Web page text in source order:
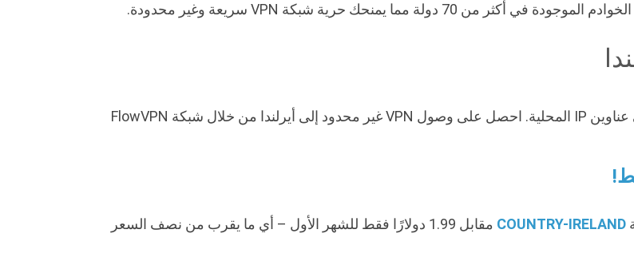
لدى FlowVPN خوادم متعددة في أيرلندا مما يتيح لك الوصول إلى عناوين IP المحلية. احصل على وصول VPN غير محدود إلى أيرلندا من خلال شبكة FlowVPN
COUNTRY-IRELAND
مقابل 1.99 دولارًا فقط للشهر الأول – أي ما يقرب من نصف السعر